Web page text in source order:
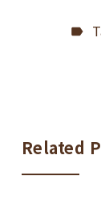
Related